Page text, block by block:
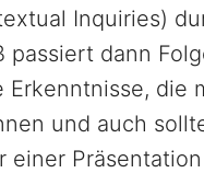
Inquiries)
dann
die
und auch